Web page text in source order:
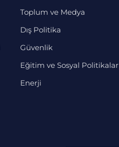
Toplum ve Medya
Dış Politika
Güvenlik
Eğitim ve Sosyal Politikalar
Enerji